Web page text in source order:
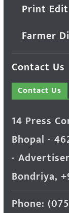
Print
Farmer
Contact Us
Contact Us
14 Press
Bhopal -
-
Bondriya,
Phone: